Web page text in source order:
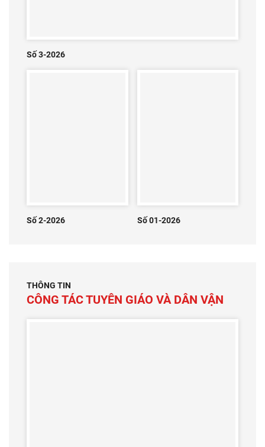
Số 3-2026
Số 2-2026 Số 01-2026
THÔNG TIN
CÔNG TÁC TUYÊN GIÁO VÀ DÂN VẬN